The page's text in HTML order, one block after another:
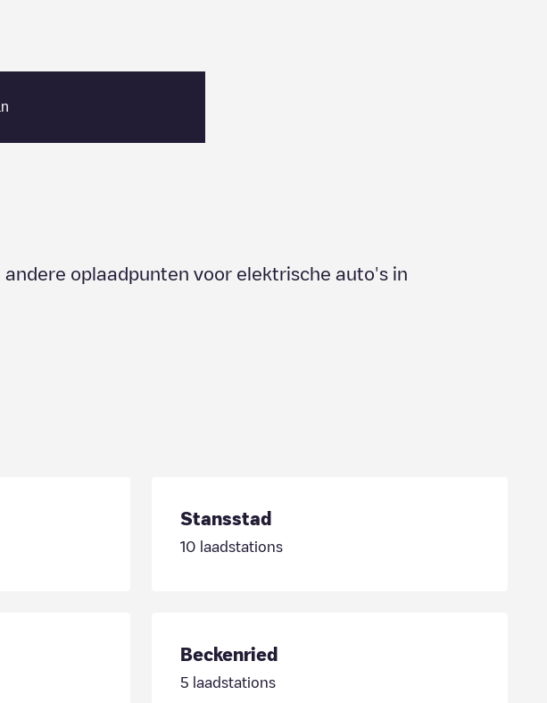
andere oplaadpunten voor elektrische auto's in
Stansstad
10 laadstations
Beckenried
5 laadstations